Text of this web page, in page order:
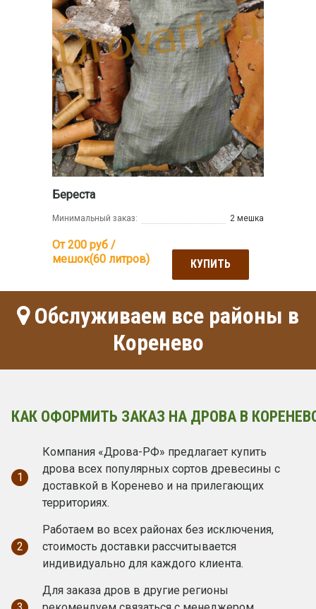
Береста
Минимальный заказ: 2 мешка
От 200 руб /
мешок(60 литров)
КУПИТЬ
Обслуживаем все районы в
Коренево
КАК ОФОРМИТЬ ЗАКАЗ НА ДРОВА В
1
Компания «Дрова-РФ» предлагает купить
дрова всех популярных сортов древесины с
доставкой в Коренево и на прилегающих
территориях.
2
Работаем во всех районах без исключения,
стоимость доставки рассчитывается
индивидуально для каждого клиента.
Для заказа дров в другие регионы